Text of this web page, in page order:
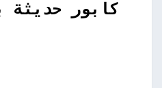
كابور حديثة